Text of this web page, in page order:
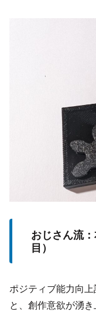
おじさん流
目）
ポジティブ能力向
と、創作意欲が湧き